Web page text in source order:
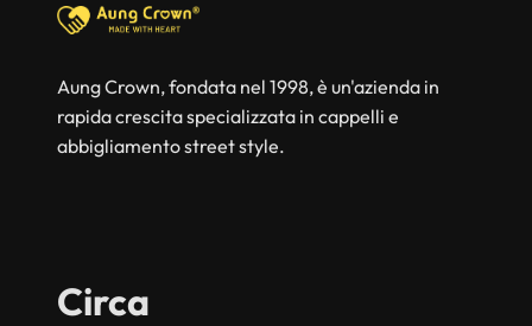
Aung Crown, fondata nel 1998, è un'azienda in
rapida crescita specializzata in cappelli e
abbigliamento street style.
Circa